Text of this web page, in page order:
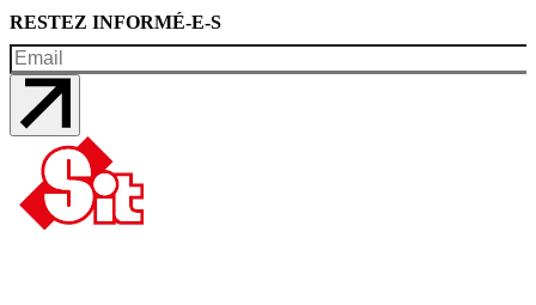
RESTEZ INFORMÉ-E-S